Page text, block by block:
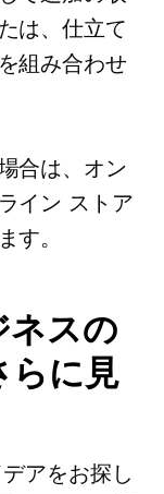
は、仕立て
組み合わせ
合は、オン
イン ストア
す。
ネスの
らに見
アをお探し